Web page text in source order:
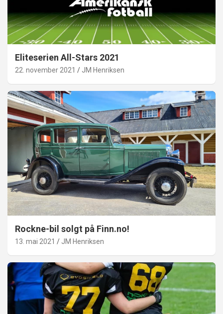
Eliteserien All-Stars 2021
22. november 2021 JM Henriksen
Rockne-bil solgt på Finn.no!
13. mai 2021 JM Henriksen